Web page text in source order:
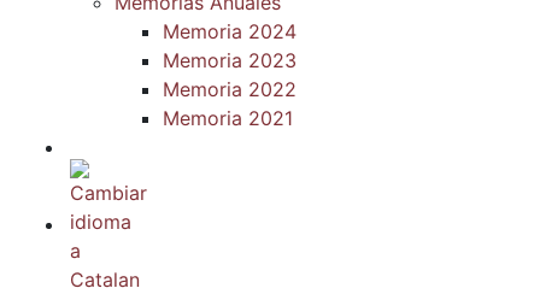
Memoria 2024
Memoria 2023
Memoria 2022
Memoria 2021